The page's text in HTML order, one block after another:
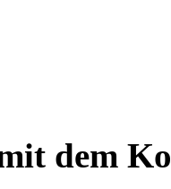
dem